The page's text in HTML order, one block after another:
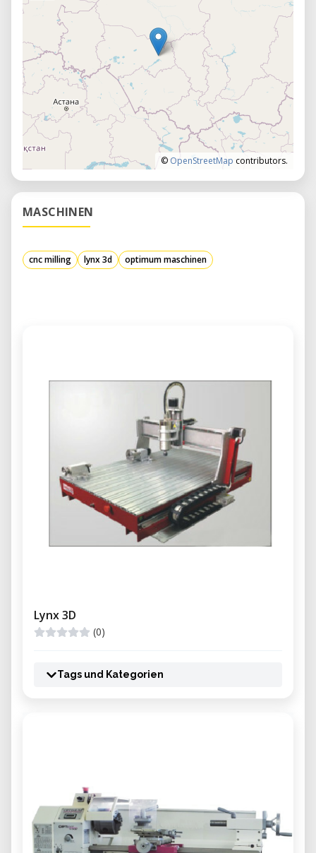
© OpenStreetMap contributors.
MASCHINEN
cnc milling lynx 3d optimum maschinen
Lynx 3D
(0)
Tags und Kategorien